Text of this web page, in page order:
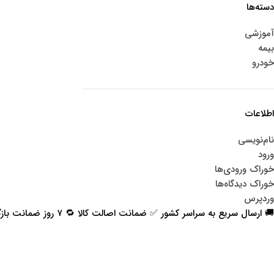
دسته‌ها
آموزشی
بیمه
خودرو
اطلاعات
نام‌نویسی
ورود
خوراک ورودی‌ها
خوراک دیدگاه‌ها
وردپرس
🚚 ارسال سریع به سراسر کشور ✅ ضمانت اصالت کالا 🔁 ۷ روز ضمانت بازگشت 📞 پشتیبانی واقعی